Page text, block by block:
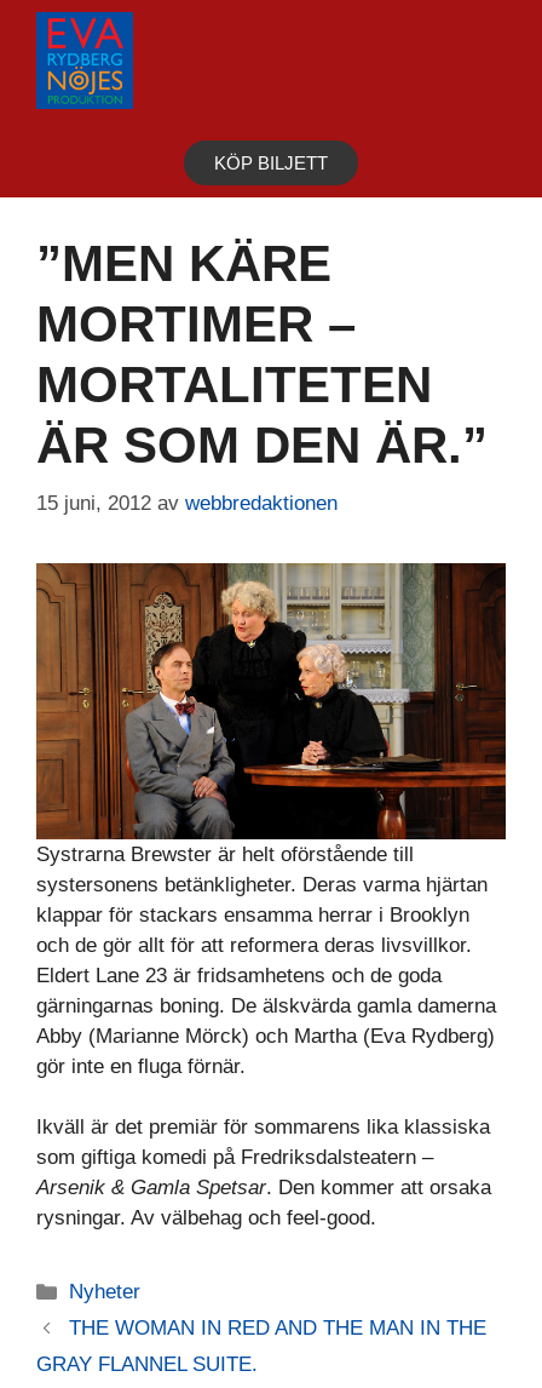
Hoppa
innehåll
KÖP BILJETT
”MEN KÄRE
MORTIMER –
MORTALITETEN
ÄR SOM DEN ÄR.”
15 juni, 2012 av webbredaktionen
Systrarna Brewster är helt oförstående till
systersonens betänkligheter. Deras varma hjärtan
klappar för stackars ensamma herrar i Brooklyn
och de gör allt för att reformera deras livsvillkor.
Eldert Lane 23 är fridsamhetens och de goda
gärningarnas boning. De älskvärda gamla damerna
Abby (Marianne Mörck) och Martha (Eva Rydberg)
gör inte en fluga förnär.
Ikväll är det premiär för sommarens lika klassiska
som giftiga komedi på Fredriksdalsteatern –
Arsenik & Gamla Spetsar. Den kommer att orsaka
rysningar. Av välbehag och feel-good.
Kategorier
Nyheter
THE WOMAN IN RED AND THE MAN IN THE
GRAY FLANNEL SUITE.